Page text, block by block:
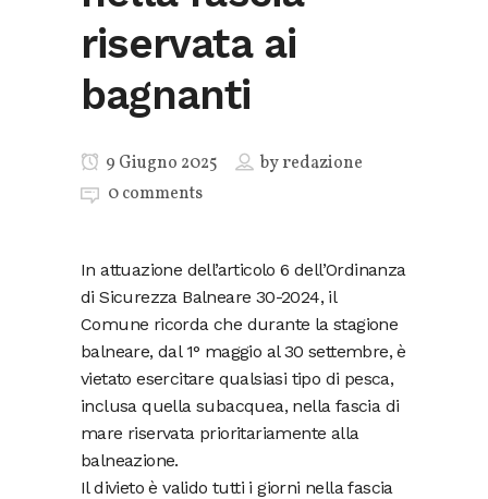
riservata ai
bagnanti
9 Giugno 2025 byredazione
0 comments
In attuazione dell’articolo 6 dell’Ordinanza
di Sicurezza Balneare 30-2024, il
Comune ricorda che durante la stagione
balneare, dal 1° maggio al 30 settembre, è
vietato esercitare qualsiasi tipo di pesca,
inclusa quella subacquea, nella fascia di
mare riservata prioritariamente alla
balneazione.
Il divieto è valido tutti i giorni nella fascia